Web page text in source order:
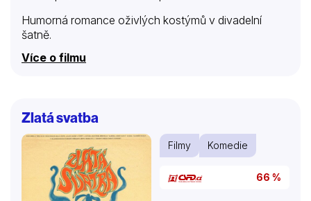
Humorná romance oživlých kostýmů v divadelní
šatně.
Více o filmu
Zlatá svatba
Filmy Komedie
66 %